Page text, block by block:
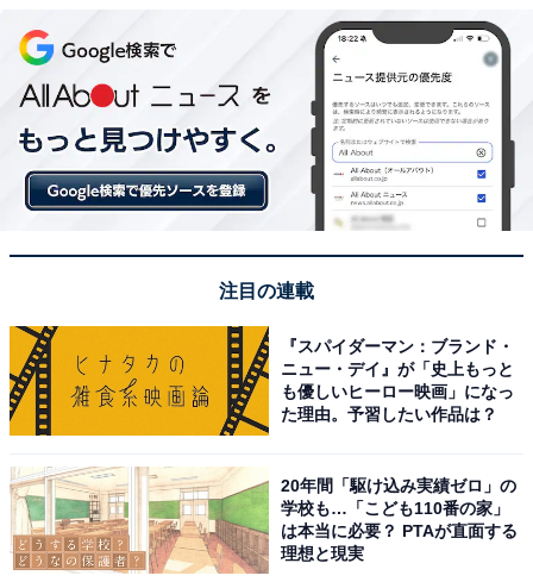
林を育てる掛川市の公園。高さのある大型遊具・
農業体験・炭焼き体験も楽しめる
22世紀の丘公園の複合遊具
静岡県掛川市にある「22世紀の丘公園」は、「ゆっく
注目の連載
『スパイダーマン：ブランド・
ニュー・デイ』が「史上もっと
も優しいヒーロー映画」になっ
た理由。予習したい作品は？
20年間「駆け込み実績ゼロ」の
学校も…「こども110番の家」
は本当に必要？ PTAが直面する
理想と現実